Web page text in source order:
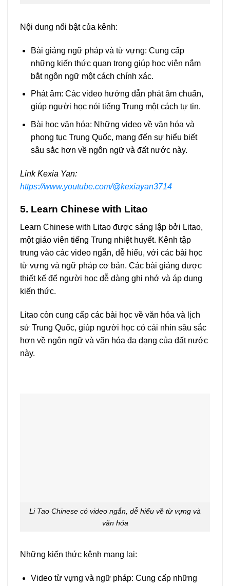
Nội dung nổi bật của kênh:
Bài giảng ngữ pháp và từ vựng: Cung cấp
những kiến thức quan trọng giúp học viên nắm
bắt ngôn ngữ một cách chính xác.
Phát âm: Các video hướng dẫn phát âm chuẩn,
giúp người học nói tiếng Trung một cách tự tin.
Bài học văn hóa: Những video về văn hóa và
phong tục Trung Quốc, mang đến sự hiểu biết
sâu sắc hơn về ngôn ngữ và đất nước này.
Link Kexia Yan:
https://www.youtube.com/@kexiayan3714
5. Learn Chinese with Litao
Learn Chinese with Litao được sáng lập bởi Litao,
một giáo viên tiếng Trung nhiệt huyết. Kênh tập
trung vào các video ngắn, dễ hiểu, với các bài học
từ vựng và ngữ pháp cơ bản. Các bài giảng được
thiết kế để người học dễ dàng ghi nhớ và áp dụng
kiến thức.
Litao còn cung cấp các bài học về văn hóa và lịch
sử Trung Quốc, giúp người học có cái nhìn sâu sắc
hơn về ngôn ngữ và văn hóa đa dạng của đất nước
này.
Li Tao Chinese có video ngắn, dễ hiểu về từ vựng và
văn hóa
Những kiến thức kênh mang lại:
Video từ vựng và ngữ pháp: Cung cấp những